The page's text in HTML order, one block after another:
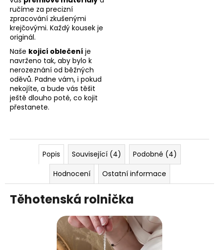
ručíme za precizní
zpracování zkušenými
krejčovými. Každý kousek je
originál.
Naše kojicí oblečení je
navrženo tak, aby bylo k
nerozeznání od běžných
oděvů. Padne vám, i pokud
nekojíte, a bude vás těšit
ještě dlouho poté, co kojit
přestanete.
Popis Související (4)
Podobné (4)
Hodnocení
Ostatní informace
Těhotenská rolnička